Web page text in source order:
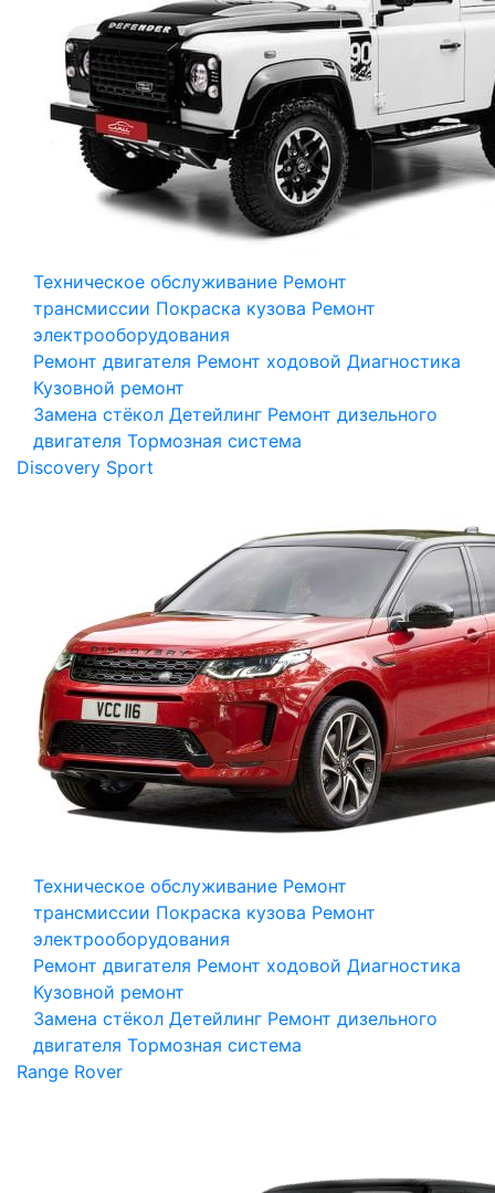
Техническое обслуживание Ремонт
трансмиссии Покраска кузова Ремонт
электрооборудования
Ремонт двигателя Ремонт ходовой Диагностика
Кузовной ремонт
Замена стёкол Детейлинг Ремонт дизельного
двигателя Тормозная система
Discovery Sport
Техническое обслуживание Ремонт
трансмиссии Покраска кузова Ремонт
электрооборудования
Ремонт двигателя Ремонт ходовой Диагностика
Кузовной ремонт
Замена стёкол Детейлинг Ремонт дизельного
двигателя Тормозная система
Range Rover